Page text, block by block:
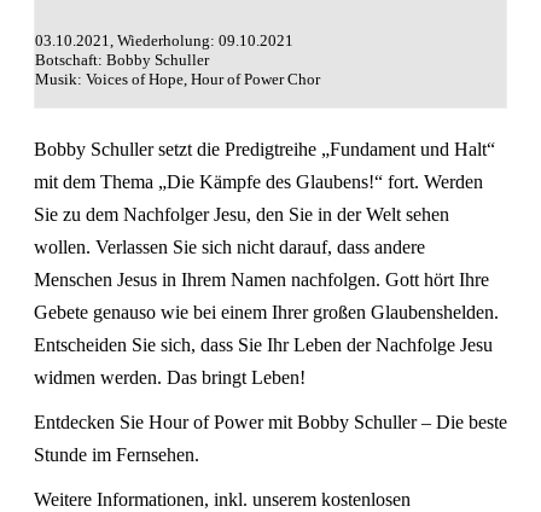
03.10.2021, Wiederholung: 09.10.2021
Botschaft: Bobby Schuller
Musik: Voices of Hope, Hour of Power Chor
Bobby Schuller setzt die Predigtreihe „Fundament und Halt“
mit dem Thema „Die Kämpfe des Glaubens!“ fort. Werden
Sie zu dem Nachfolger Jesu, den Sie in der Welt sehen
wollen. Verlassen Sie sich nicht darauf, dass andere
Menschen Jesus in Ihrem Namen nachfolgen. Gott hört Ihre
Gebete genauso wie bei einem Ihrer großen Glaubenshelden.
Entscheiden Sie sich, dass Sie Ihr Leben der Nachfolge Jesu
widmen werden. Das bringt Leben!
Entdecken Sie Hour of Power mit Bobby Schuller – Die beste
Stunde im Fernsehen.
Weitere Informationen, inkl. unserem kostenlosen